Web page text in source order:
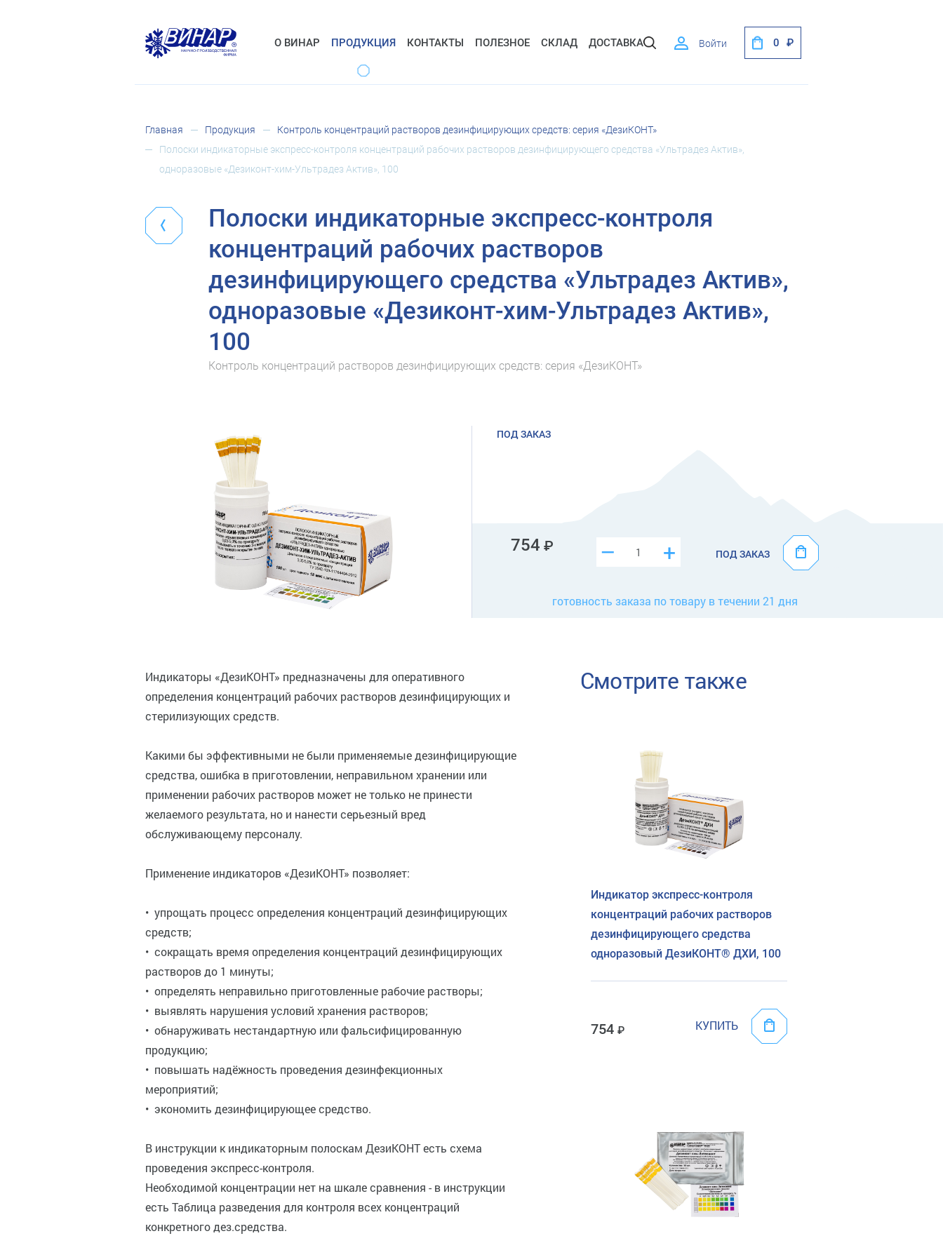
О ВИНАР ПРОДУКЦИЯ КОНТАКТЫ ПОЛЕЗНОЕ СКЛАД ДОСТАВКА Войти 0
Главная Продукция
Контроль концентраций растворов дезинфицирующих средств: серия «ДезиКОНТ»
Полоски индикаторные экспресс-контроля концентраций рабочих растворов дезинфицирующего средства «Ультрадез Актив»,
одноразовые «Дезиконт-хим-Ультрадез Актив», 100
Полоски индикаторные экспресс-контроля
концентраций рабочих растворов
дезинфицирующего средства «Ультрадез Актив»,
одноразовые «Дезиконт-хим-Ультрадез Актив»,
100
Контроль концентраций растворов дезинфицирующих средств: серия «ДезиКОНТ»
ПОД ЗАКАЗ
754 +
– ПОД ЗАКАЗ
готовность заказа по товару в течении 21 дня
Индикаторы «ДезиКОНТ» предназначены для оперативного
определения концентраций рабочих растворов дезинфицирующих и
стерилизующих средств.
Какими бы эффективными не были применяемые дезинфицирующие
средства, ошибка в приготовлении, неправильном хранении или
применении рабочих растворов может не только не принести
желаемого результата, но и нанести серьезный вред
обслуживающему персоналу.
Применение индикаторов «ДезиКОНТ» позволяет:
• упрощать процесс определения концентраций дезинфицирующих
средств;
• сокращать время определения концентраций дезинфицирующих
растворов до 1 минуты;
• определять неправильно приготовленные рабочие растворы;
• выявлять нарушения условий хранения растворов;
• обнаруживать нестандартную или фальсифицированную
продукцию;
• повышать надёжность проведения дезинфекционных
мероприятий;
• экономить дезинфицирующее средство.
В инструкции к индикаторным полоскам ДезиКОНТ есть схема
проведения экспресс-контроля.
Необходимой концентрации нет на шкале сравнения - в инструкции
есть Таблица разведения для контроля всех концентраций
конкретного дез.средства.
Смотрите также
Индикатор экспресс-контроля
концентраций рабочих растворов
дезинфицирующего средства
одноразовый ДезиКОНТ® ДХИ, 100
754 КУПИТЬ